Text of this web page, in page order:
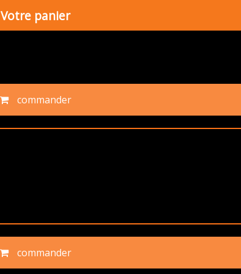
Votre panier
commander
commander